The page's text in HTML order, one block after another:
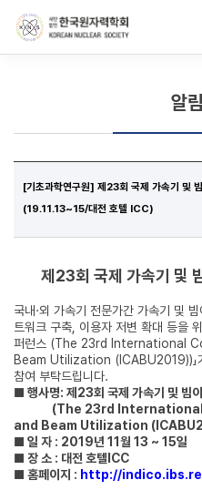
알
[기초과학연구원] 제23회 국제 가속기 및
(19.11.13~15/대전 호텔 ICC)
제23회 국제 가속기 및
국내·외 가속기 전문가간 가속기 및
트워크 구축, 이용자 저변 확대 등을
퍼런스 (The 23rd International
Beam Utilization (ICABU2019))」
참여 부탁드립니다.
■ 행사명: 제23회 국제 가속기 및 빔
(The 23rd International
and Beam Utilization
■ 일 자 : 2019년 11월 13 ~ 15일
■ 장 소 : 대전 호텔ICC
■ 홈페이지 : http://